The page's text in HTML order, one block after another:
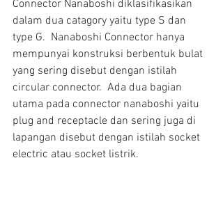
Connector Nanaboshi diklasifikasikan
dalam dua catagory yaitu type S dan
type G.  Nanaboshi Connector hanya
mempunyai konstruksi berbentuk bulat
yang sering disebut dengan istilah
circular connector.  Ada dua bagian
utama pada connector nanaboshi yaitu
plug and receptacle dan sering juga di
lapangan disebut dengan istilah socket
electric atau socket listrik.